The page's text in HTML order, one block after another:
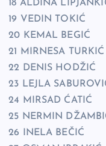
18 ALDINA
19 VEDIN TOKIĆ
20 KEMAL BEGIĆ
21 MIRNESA TURKIĆ
22 DENIS HODŽIĆ
23 LEJLA
24 MIRSAD ĆATIĆ
25 NERMIN
26 INELA BEČIĆ